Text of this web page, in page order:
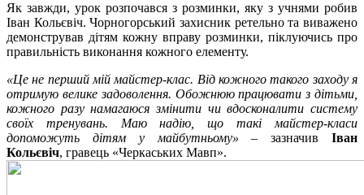
Як завжди, урок розпочався з розминки, яку з учнями робив
Іван Кольєвіч. Чорногорський захисник ретельно та виважено
демонстрував дітям кожну вправу розминки, піклуючись про
правильність виконання кожного елементу.
«Це не перший мій майстер-клас. Від кожного такого заходу я
отримую велике задоволення. Обожнюю працювати з дітьми,
кожного разу намагаюся змінити чи вдосконалити систему
своїх тренувань. Маю надію, що такі майстер-класи
допоможуть дітям у майбутньому» – зазначив Іван
Кольєвіч, гравець «Черкаських Мавп».